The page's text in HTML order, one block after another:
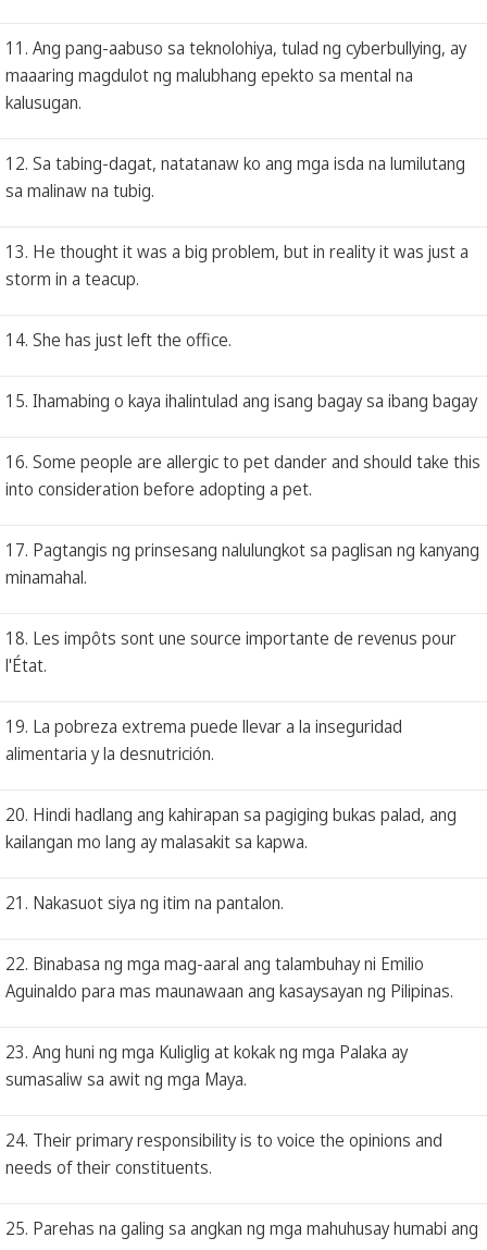
11. Ang pang-aabuso sa teknolohiya, tulad ng cyberbullying, ay
maaaring magdulot ng malubhang epekto sa mental na
kalusugan.
12. Sa tabing-dagat, natatanaw ko ang mga isda na lumilutang
sa malinaw na tubig.
13. He thought it was a big problem, but in reality it was just a
storm in a teacup.
14. She has just left the office.
15. Ihamabing o kaya ihalintulad ang isang bagay sa ibang bagay
16. Some people are allergic to pet dander and should take this
into consideration before adopting a pet.
17. Pagtangis ng prinsesang nalulungkot sa paglisan ng kanyang
minamahal.
18. Les impôts sont une source importante de revenus pour
l'État.
19. La pobreza extrema puede llevar a la inseguridad
alimentaria y la desnutrición.
20. Hindi hadlang ang kahirapan sa pagiging bukas palad, ang
kailangan mo lang ay malasakit sa kapwa.
21. Nakasuot siya ng itim na pantalon.
22. Binabasa ng mga mag-aaral ang talambuhay ni Emilio
Aguinaldo para mas maunawaan ang kasaysayan ng Pilipinas.
23. Ang huni ng mga Kuliglig at kokak ng mga Palaka ay
sumasaliw sa awit ng mga Maya.
24. Their primary responsibility is to voice the opinions and
needs of their constituents.
25. Parehas na galing sa angkan ng mga mahuhusay humabi ang